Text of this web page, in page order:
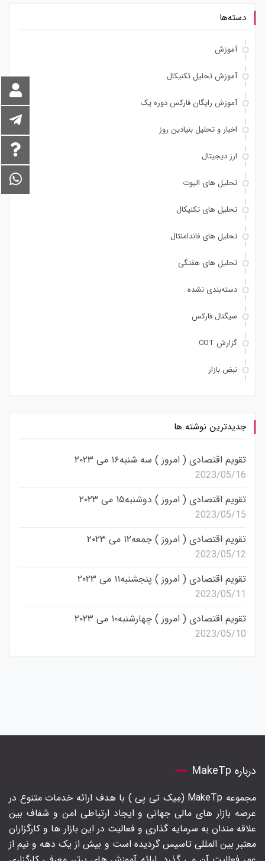
دسته‌ها
آموزش
آموزش تحلیل تکنیکال
آموزش رایگان فارکس دوره یک
اخبار و تحلیل بنیادین روز
ارز دیجیتال
تحلیل های الیوت
تحلیل های تکنیکال
تحلیل های فاندامنتال
تحلیل های هفتگی
دسته‌بندی نشده
سیگنال فارکس
گزارش COT
نبض بازار
جدیدترین نوشته ها
تقویم اقتصادی ( امروز ) سه شنبه۱۶ می ۲۰۲۳
2023/05/16
تقویم اقتصادی ( امروز ) دوشنبه۱۵ می ۲۰۲۳
2023/05/15
تقویم اقتصادی ( امروز ) جمعه۱۲ می ۲۰۲۳
2023/05/12
تقویم اقتصادی ( امروز ) پنجشنبه۱۱ می ۲۰۲۳
2023/05/11
تقویم اقتصادی ( امروز ) چهارشنبه۱۰ می ۲۰۲۳
2023/05/10
درباره MakeTp
مجموعه MakeTp (مِیک تی پی ) با هدف ارائه خدمات متنوع در
عرصه بازار های مالی جهانی و ایجاد ارتباطی امن و شفاف بین
علاقه مندان به سرمایه گذاری و فعالیت در این بازار ها و کارگزاران
معتبر بین المللی تاسیس گردیده است و بیش از یک دهه و نیم از